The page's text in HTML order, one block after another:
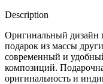
Description
Оригинальный дизайн
подарок из массы
современный и
композиций.
оригинальность и